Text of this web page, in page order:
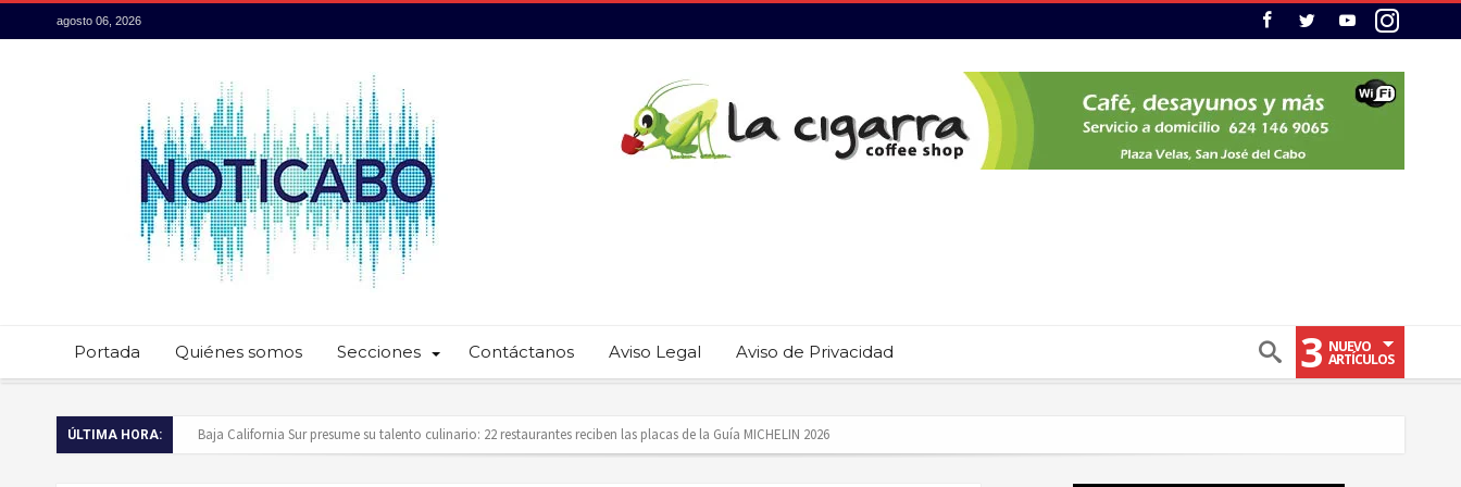
agosto 06, 2026
Portada Quiénes somos Secciones Contáctanos Aviso Legal Aviso de Privacidad 3 NUEVO
ARTÍCULOS
ÚLTIMA HORA:
Servidores públicos realizan recorridos para la prevención del trabajo infantil en Cabo San Lucas